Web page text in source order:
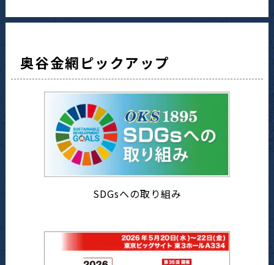
奥谷金網ピックアップ
SDGsへの取り組み